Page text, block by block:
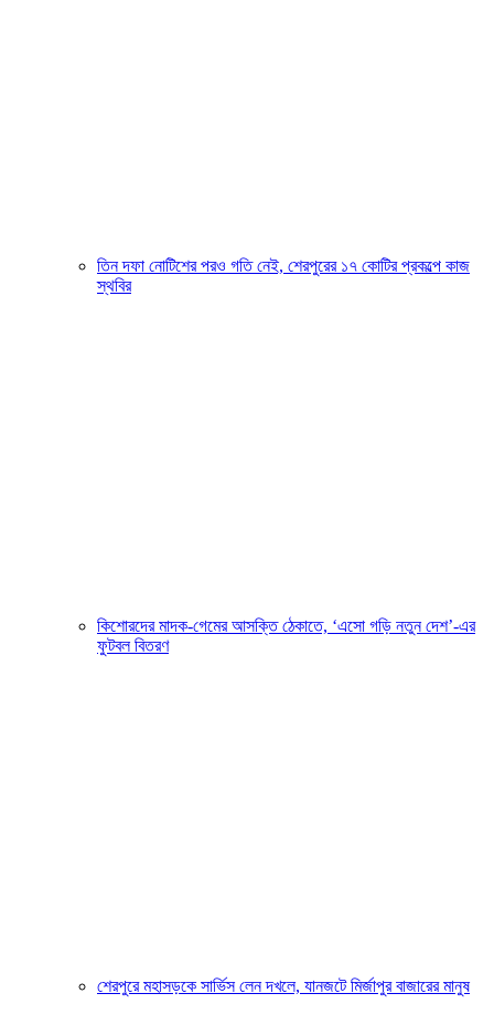
তিন দফা নোটিশের পরও গতি নেই, শেরপুরের ১৭ কোটির প্রকল্পে কাজ
স্থবির
কিশোরদের মাদক-গেমের আসক্তি ঠেকাতে, ‘এসো গড়ি নতুন দেশ’-এর
ফুটবল বিতরণ
শেরপুরে মহাসড়কে সার্ভিস লেন দখলে, যানজটে মির্জাপুর বাজারের মানুষ